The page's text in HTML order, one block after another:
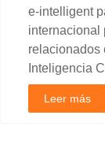
e-intelligent
internacional
relacionados
Inteligencia
Leer más